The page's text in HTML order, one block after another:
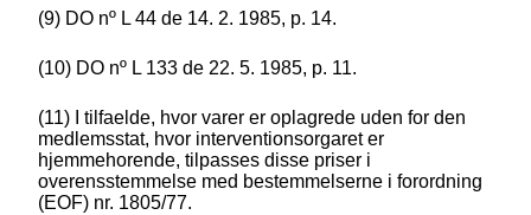
(9) DO nº L 44 de 14. 2. 1985, p. 14.
(10) DO nº L 133 de 22. 5. 1985, p. 11.
(11) I tilfaelde, hvor varer er oplagrede uden for den
medlemsstat, hvor interventionsorgaret er
hjemmehorende, tilpasses disse priser i
overensstemmelse med bestemmelserne i forordning
(EOF) nr. 1805/77.